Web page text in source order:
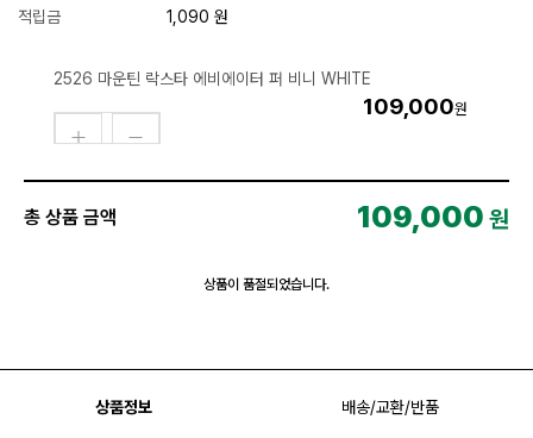
적립금 1,090 원
2526 마운틴 락스타 에비에이터 퍼 비니 WHITE
109,000원
총 상품 금액 109,000 원
상품이 품절되었습니다.
상품정보 배송/교환/반품